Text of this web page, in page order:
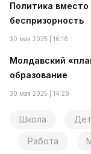
Политика вместо
беспризорность
30 мая 2025 | 16:16
Молдавский
образование
30 мая 2025 | 14:29
Школа
Работа